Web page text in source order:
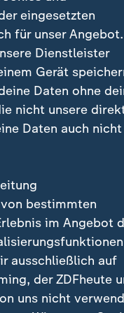
Migrationskurs zu
Menschen ohne
nach der
eingesetzten
für unser
Dienstleister
Gerät
Daten ohne
nicht unsere
Daten auch nicht
bestimmten
im Angebot
ausschließlich auf
der ZDFheute
uns nicht